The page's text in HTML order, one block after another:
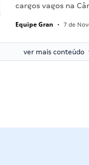
cargos vagos na
Equipe Gran • 7 de
ver mais conteúdo